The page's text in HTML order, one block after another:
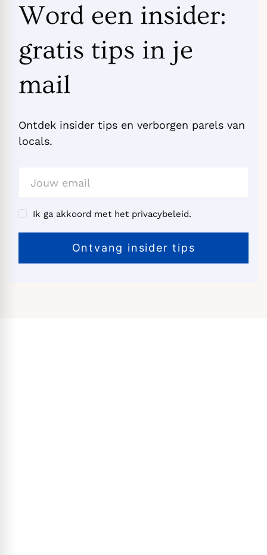
Word een insider:
gratis tips in je
mail
Ontdek insider tips en verborgen parels van
locals.
Ik ga akkoord met het privacybeleid.